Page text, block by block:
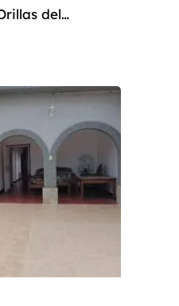
del
olas
y el
hasta
la corona
del